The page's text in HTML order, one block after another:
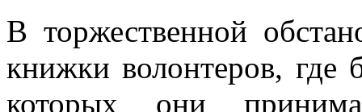
В торжественной
книжки волонтеров, где
которых они